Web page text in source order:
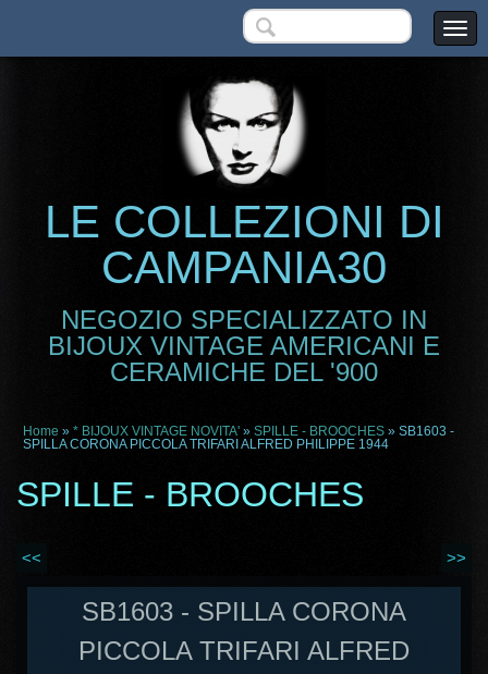
LE COLLEZIONI DI
CAMPANIA30
NEGOZIO SPECIALIZZATO IN
BIJOUX VINTAGE AMERICANI E
CERAMICHE DEL '900
Home » * BIJOUX VINTAGE NOVITA' » SPILLE - BROOCHES » SB1603 -
SPILLA CORONA PICCOLA TRIFARI ALFRED PHILIPPE 1944
SPILLE - BROOCHES
<< >>
SB1603 - SPILLA CORONA
PICCOLA TRIFARI ALFRED